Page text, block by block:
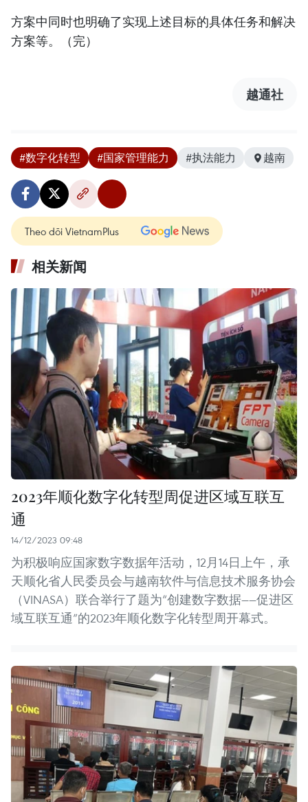
方案中同时也明确了实现上述目标的具体任务和解决
方案等。（完）
越通社
#数字化转型 #国家管理能力 #执法能力 越南
Theo dõi VietnamPlus
相关新闻
2023年顺化数字化转型周促进区域互联互
通
14/12/2023 09:48
为积极响应国家数字数据年活动，12月14日上午，承
天顺化省人民委员会与越南软件与信息技术服务协会
（VINASA）联合举行了题为“创建数字数据——促进区
域互联互通”的2023年顺化数字化转型周开幕式。